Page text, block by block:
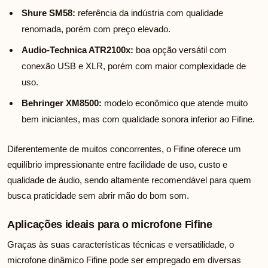
Shure SM58: referência da indústria com qualidade
renomada, porém com preço elevado.
Audio-Technica ATR2100x: boa opção versátil com
conexão USB e XLR, porém com maior complexidade de
uso.
Behringer XM8500: modelo econômico que atende muito
bem iniciantes, mas com qualidade sonora inferior ao Fifine.
Diferentemente de muitos concorrentes, o Fifine oferece um
equilíbrio impressionante entre facilidade de uso, custo e
qualidade de áudio, sendo altamente recomendável para quem
busca praticidade sem abrir mão do bom som.
Aplicações ideais para o microfone Fifine
Graças às suas características técnicas e versatilidade, o
microfone dinâmico Fifine pode ser empregado em diversas